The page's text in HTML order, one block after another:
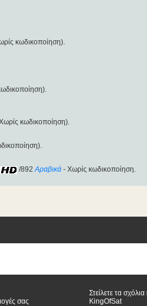
κωδικοποίηση).
κωδικοποίηση).
/892 Αραβικά - Χωρίς κωδικοποίηση.
σας
Στείλετε τα
KingOfSat